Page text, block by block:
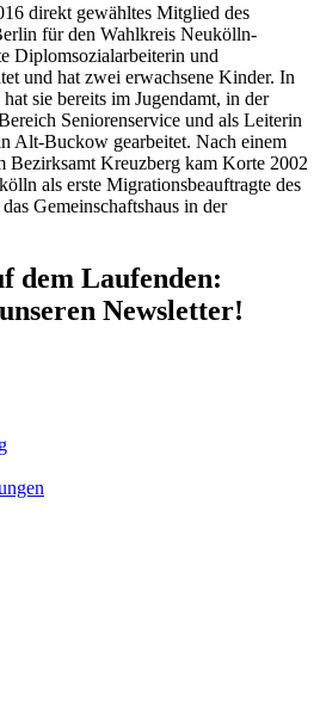
direkt gewähltes Mitglied des
für den Wahlkreis Neukölln-
Diplomsozialarbeiterin und
und hat zwei erwachsene Kinder. In
sie bereits im Jugendamt, in der
Seniorenservice und als Leiterin
Alt-Buckow gearbeitet. Nach einem
Bezirksamt Kreuzberg kam Korte 2002
als erste Migrationsbeauftragte des
Gemeinschaftshaus in der
dem Laufenden:
Newsletter!